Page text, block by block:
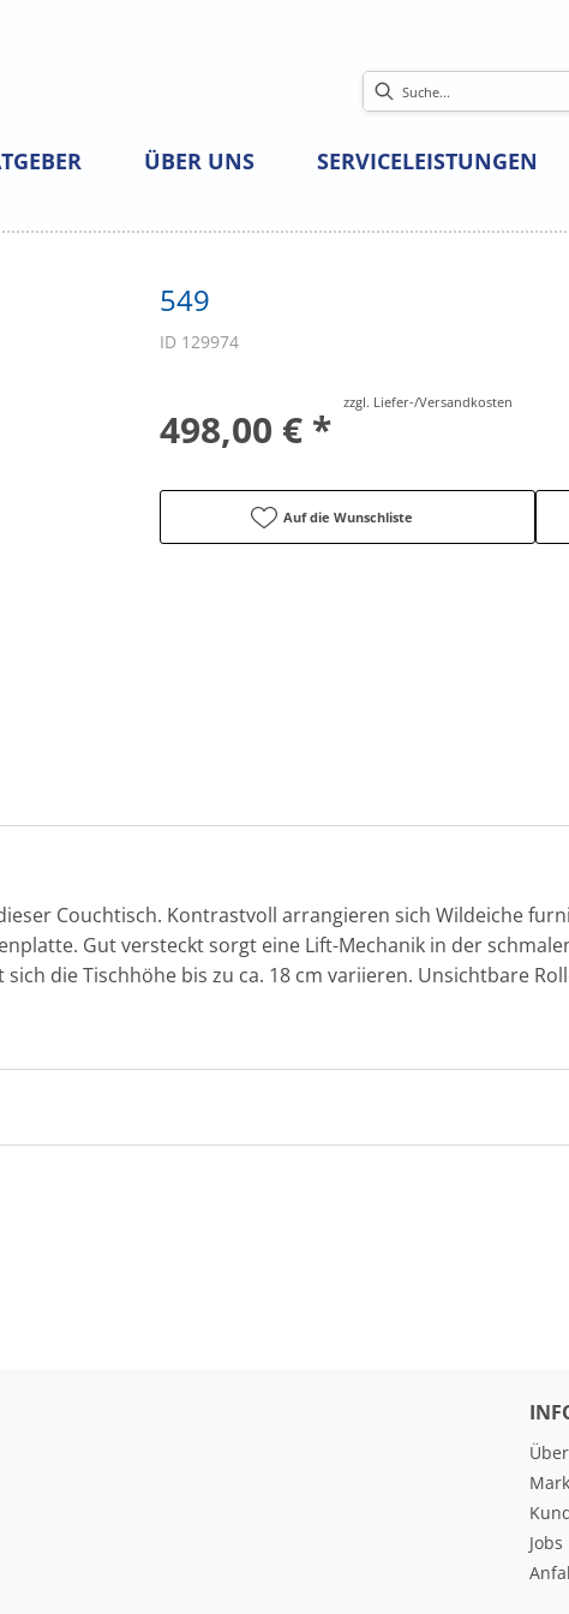
ÜBER UNS SERVICELEISTUNGEN
549
ID 129974
498,00 € *
zzgl. Liefer-/Versandkosten
Auf die Wunschliste
Couchtisch. Kontrastvoll arrangieren sich Wildeiche
Gut versteckt sorgt eine Lift-Mechanik in der
die Tischhöhe bis zu ca. 18 cm variieren. Unsichtbare
Jobs